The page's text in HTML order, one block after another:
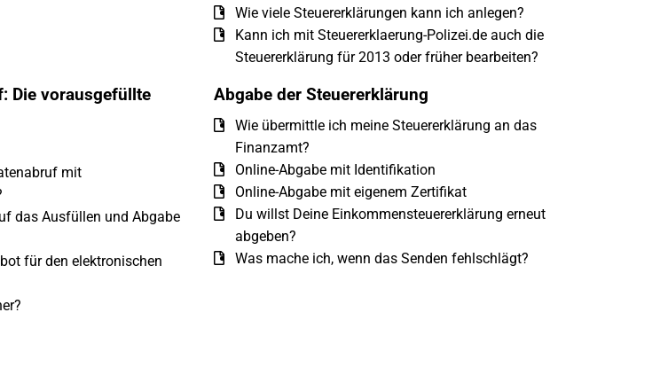
Wie viele Steuererklärungen kann ich anlegen?
Kann ich mit Steuererklaerung-Polizei.de auch die
Steuererklärung für 2013 oder früher bearbeiten?
Die vorausgefüllte
mit
das Ausfüllen und Abgabe
für den elektronischen
Abgabe der Steuererklärung
Wie übermittle ich meine Steuererklärung an das
Finanzamt?
Online-Abgabe mit Identifikation
Online-Abgabe mit eigenem Zertifikat
Du willst Deine Einkommensteuererklärung erneut
abgeben?
Was mache ich, wenn das Senden fehlschlägt?